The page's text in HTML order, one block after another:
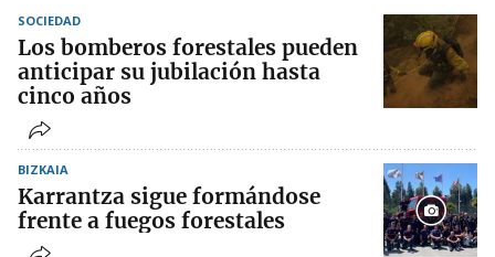
SOCIEDAD
Los bomberos forestales pueden
anticipar su jubilación hasta
cinco años
BIZKAIA
Karrantza sigue formándose
frente a fuegos forestales